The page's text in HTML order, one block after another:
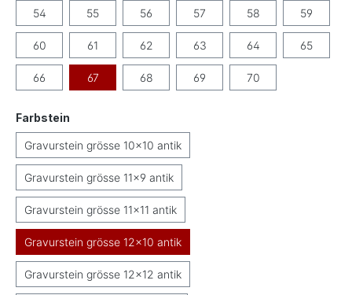
54 55 56 57 58 59
60 61 62 63 64 65
66 67 68 69 70
Farbstein
Gravurstein grösse 10x10 antik
Gravurstein grösse 11x9 antik
Gravurstein grösse 11x11 antik
Gravurstein grösse 12x10 antik
Gravurstein grösse 12x12 antik